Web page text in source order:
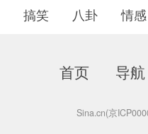
搞笑
八卦 情感
首页 导航
Sina.cn(京